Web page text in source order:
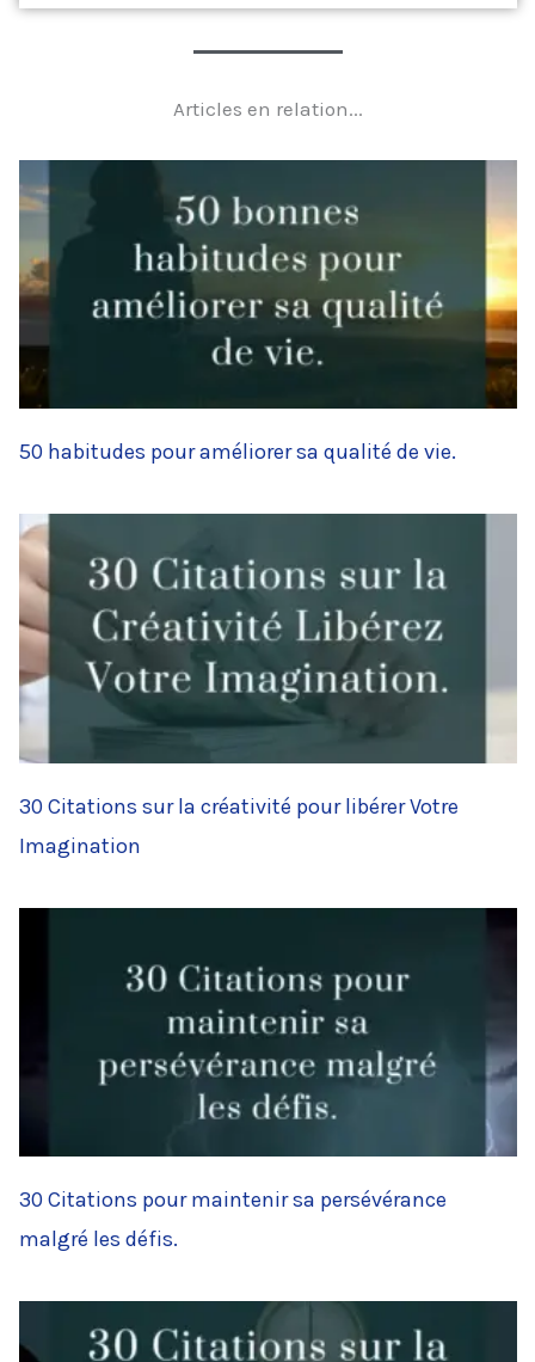
Articles en relation...
50 habitudes pour améliorer sa qualité de vie.
30 Citations sur la créativité pour libérer Votre
Imagination
30 Citations pour maintenir sa persévérance
malgré les défis.